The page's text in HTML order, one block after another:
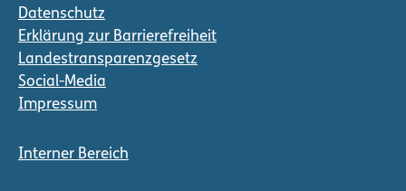
Datenschutz
Erklärung zur Barrierefreiheit
Landestransparenzgesetz
Social-Media
Impressum
Interner Bereich